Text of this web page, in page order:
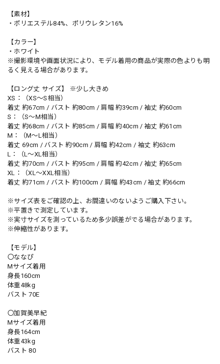
【素材】
・ポリエステル84%、ポリウレタン16%
【カラー】
・ホワイト
※撮影環境や画面状況により、モデル着用の商品が実際の色よりも明
るく見える場合があります。
【ロング丈 サイズ】 ※少し大きめ
XS：（XS〜S相当）
着丈 約67cm / バスト 約80cm / 肩幅 約39cm / 袖丈 約60cm
S：（S〜M相当）
着丈 約68cm / バスト 約85cm / 肩幅 約40cm / 袖丈 約61cm
M：（M〜L相当）
着丈 69cm / バスト 約90cm / 肩幅 約42cm / 袖丈 約63cm
L：（L〜XL相当）
着丈 約70cm / バスト 約95cm / 肩幅 約42cm / 袖丈 約65cm
XL：（XL〜XXL相当）
着丈 約71cm / バスト 約100cm / 肩幅 約43cm / 袖丈 約66cm
※サイズ表をご確認の上、お間違いのないようご購入下さい。
※平置きで測定しています。
※実寸サイズを測っているため多少誤差がでる場合があります。
※伸縮性があります。
【モデル】
〇ななぴ
Mサイズ着用
身長160cm
体重48kg
バスト 70E
〇加賀美早紀
Mサイズ着用
身長164cm
体重43kg
バスト 80